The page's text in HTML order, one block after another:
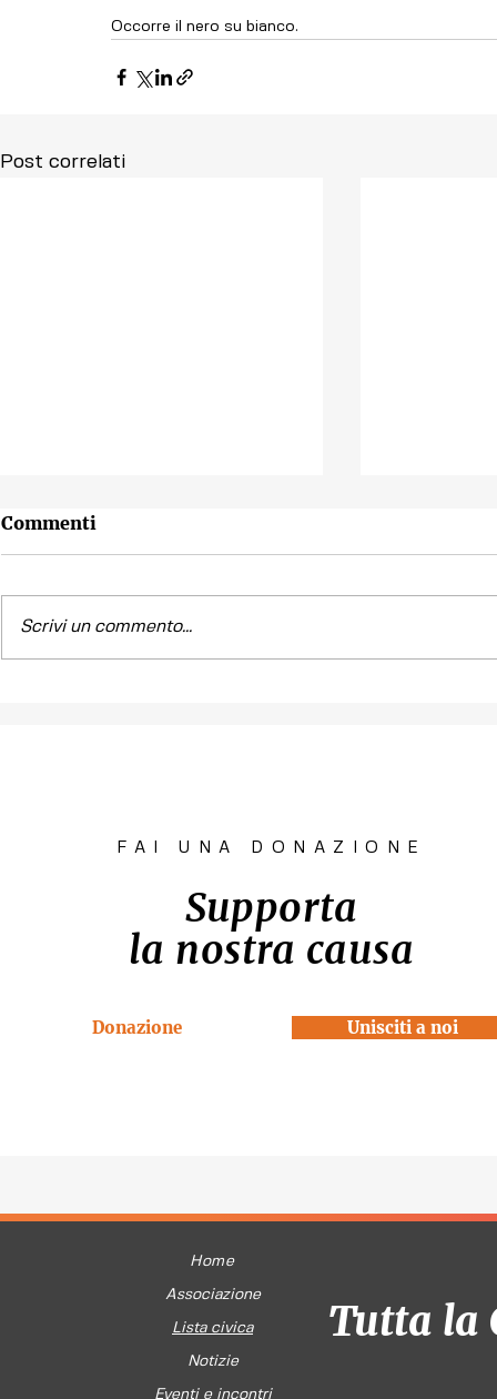
Occorre il nero su bianco.
Post correlati
Commenti
Scrivi un commento...
FAI UNA DONAZIONE
Supporta
la nostra causa
Donazione Unisciti a noi
Home
Associazione
Lista civica
Notizie
Eventi e incontri
Tutta la